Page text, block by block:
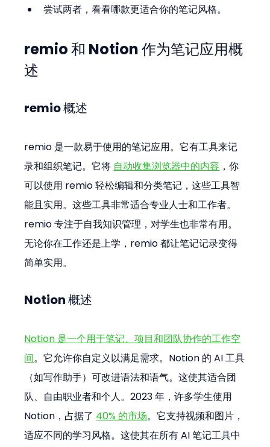
尝试两者，看看哪款更适合你的笔记风格。
remio 和 Notion 作为笔记应用概
述
remio 概述
remio 是一款易于使用的笔记应用。它有工具来记
录和组织笔记。它将 自动收集浏览器中的内容 ，你
可以使用 remio 轻松编辑和分类笔记，这些工具智
能且实用。这些工具非常适合专业人士和工作者。
remio 专注于自我知识管理，对学生也非常有用。
无论你在工作还是上学，remio 都让笔记记录变得
简单实用。
Notion 概述
Notion 是一个用于笔记、项目和团队协作的工作空
间。它允许你自定义以满足需求。Notion 的 AI 工具
（如写作助手）可改进语法和语气。这使其适合团
队、自由职业者和个人。2023 年，许多学生使用
Notion，占据了 40% 的市场。它支持视频和图片，
适应不同的学习风格。这使其在所有 AI 笔记工具中